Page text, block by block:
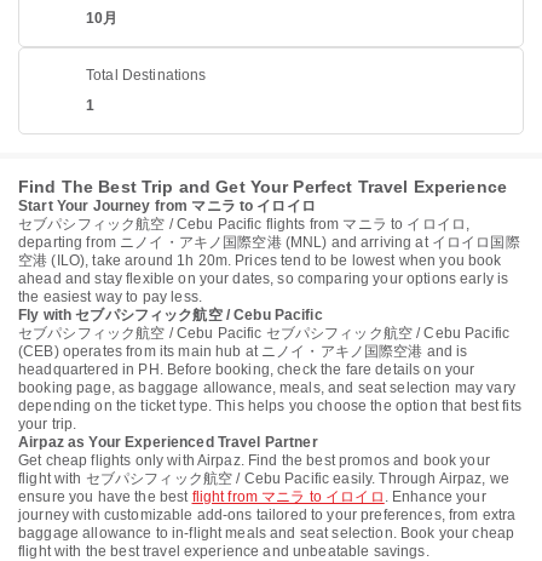
10月
Total Destinations
1
Find The Best Trip and Get Your Perfect Travel Experience
Start Your Journey from マニラ to イロイロ
セブパシフィック航空 / Cebu Pacific flights from マニラ to イロイロ,
departing from ニノイ・アキノ国際空港 (MNL) and arriving at イロイロ国際
空港 (ILO), take around 1h 20m. Prices tend to be lowest when you book
ahead and stay flexible on your dates, so comparing your options early is
the easiest way to pay less.
Fly with セブパシフィック航空 / Cebu Pacific
セブパシフィック航空 / Cebu Pacific セブパシフィック航空 / Cebu Pacific
(CEB) operates from its main hub at ニノイ・アキノ国際空港 and is
headquartered in PH. Before booking, check the fare details on your
booking page, as baggage allowance, meals, and seat selection may vary
depending on the ticket type. This helps you choose the option that best fits
your trip.
Airpaz as Your Experienced Travel Partner
Get cheap flights only with Airpaz. Find the best promos and book your
flight with セブパシフィック航空 / Cebu Pacific easily. Through Airpaz, we
ensure you have the best flight from マニラ to イロイロ . Enhance your
journey with customizable add-ons tailored to your preferences, from extra
baggage allowance to in-flight meals and seat selection. Book your cheap
flight with the best travel experience and unbeatable savings.